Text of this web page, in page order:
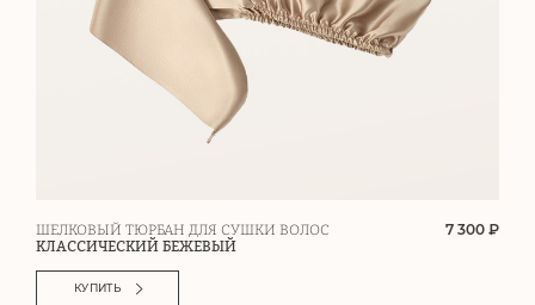
ШЕЛКОВЫЙ ТЮРБАН ДЛЯ СУШКИ ВОЛОС
КЛАССИЧЕСКИЙ БЕЖЕВЫЙ
7 300 ₽
КУПИТЬ